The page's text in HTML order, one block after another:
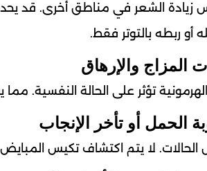
الشعر في مناطق أخرى. قد
أو ربطه بالتوتر فقط.
الهرمونية تؤثر على الحالة
لا يتم اكتشاف تكيس المبايض